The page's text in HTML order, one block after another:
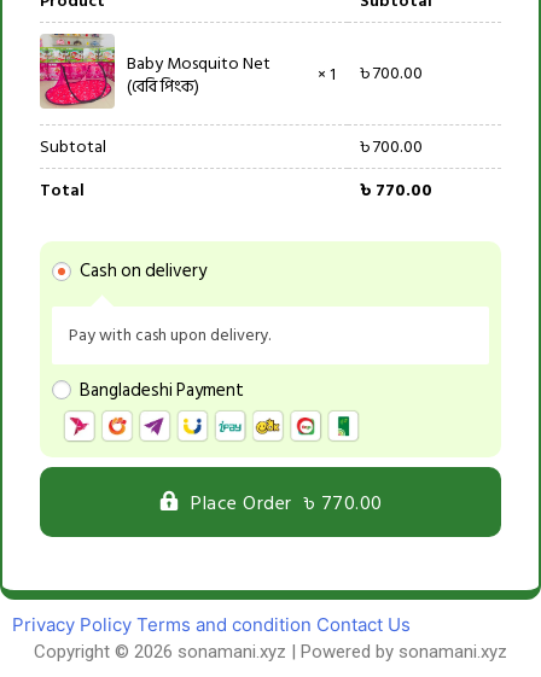
Baby Mosquito Net
(বেবি পিংক)
× 1 ৳700.00
Subtotal ৳700.00
Total
৳ 770.00
Cash on delivery
Pay with cash upon delivery.
Bangladeshi Payment
Place Order ৳ 770.00
Privacy Policy Terms and condition Contact Us
Copyright © 2026 sonamani.xyz | Powered by sonamani.xyz